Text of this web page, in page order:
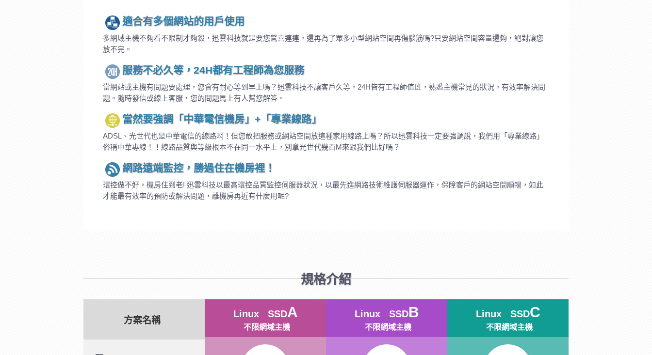
適合有多個網站的用戶使用
多網域主機不夠看不限制才夠殺，迅雲科技就是要您驚喜連連，還再為了眾多小型網站空間再傷腦筋嗎?只要網站空間容量還夠，絕對讓您
放不完。
服務不必久等，24H都有工程師為您服務
當網站或主機有問題要處理，您會有耐心等到早上嗎？迅雲科技不讓客戶久等，24H皆有工程師值班，熟悉主機常見的狀況，有效率解決問
題。隨時發信或線上客服，您的問題馬上有人幫您解答。
當然要強調「中華電信機房」+「專業線路」
ADSL、光世代也是中華電信的線路啊！但您敢把服務或網站空間放這種家用線路上嗎？所以迅雲科技一定要強調說，我們用「專業線路」
俗稱中華專線！！線路品質與等級根本不在同一水平上，別拿光世代幾百M來跟我們比好嗎？
網路遠端監控，勝過住在機房裡！
環控做不好，機房住到老! 迅雲科技以最高環控品質監控伺服器狀況，以最先進網路技術維護伺服器運作，保障客戶的網站空間順暢，如此
才能最有效率的預防或解決問題，離機房再近有什麼用呢?
規格介紹
方案名稱
Linux SSDA
不限網域主機
Linux SSDB
不限網域主機
Linux SSDC
不限網域主機